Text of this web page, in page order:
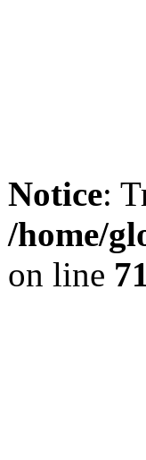
Notice:
/home/
on line